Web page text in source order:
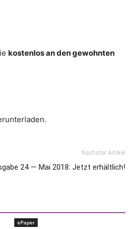
kostenlos an den gewohnten
Nächster Artikel
24 — Mai 2018: Jetzt erhältlich!
ePaper